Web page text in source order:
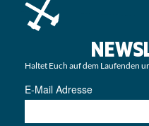
Haltet Euch auf dem Laufenden
E-Mail Adresse